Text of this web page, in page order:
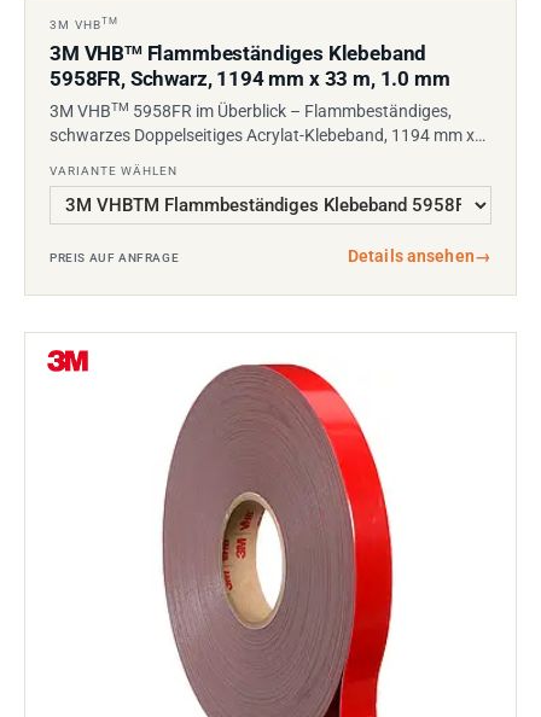
3M VHBTM
3M VHBTMFlammbeständiges Klebeband
5958FR, Schwarz, 1194 mm x 33 m, 1.0 mm
3M VHBTM 5958FR im Überblick – Flammbeständiges,
schwarzes Doppelseitiges Acrylat-Klebeband, 1194 mm x…
VARIANTE WÄHLEN
PREIS AUF ANFRAGE Details ansehen→